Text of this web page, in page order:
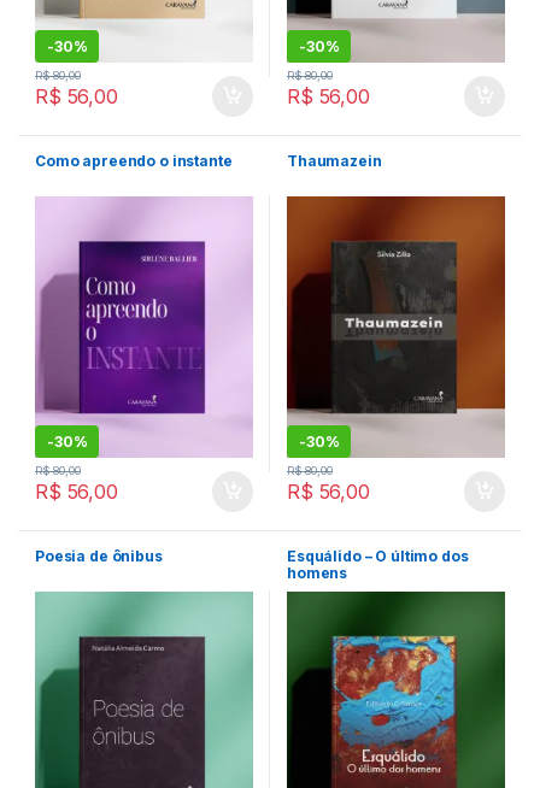
-30%
R$ 56,00
R$80,00
-30%
R$ 56,00
R$80,00
Como apreendo o instante
-30%
R$ 56,00
R$80,00
Thaumazein
-30%
R$ 56,00
R$80,00
Poesia de ônibus
Esquálido – O último dos
homens